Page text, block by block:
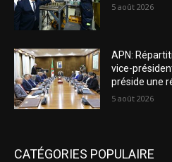
5 août 2026
APN:
vice-
préside une
5 août 2026
CATÉGORIES POPULAIRE